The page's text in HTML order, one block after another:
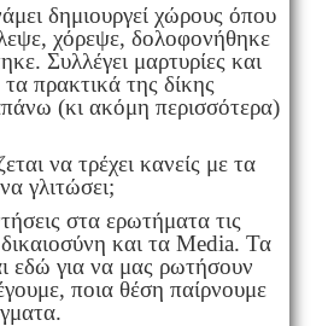
δημιουργεί χώρους όπου
χόρεψε, δολοφονήθηκε
Συλλέγει μαρτυρίες και
πρακτικά της δίκης
(κι ακόμη περισσότερα)
να τρέχει κανείς με τα
γλιτώσει;
στα ερωτήματα τις
και τα Media. Τα
εδώ για να μας ρωτήσουν
ποια θέση παίρνουμε